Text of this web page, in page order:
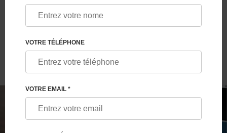
CITOYENNETÉ PAR NAISSANCE EN CAS
DE MATERNITÉ DE SUBSTITUTION
VOTRE TÉLÉPHONE
VOTRE EMAIL *